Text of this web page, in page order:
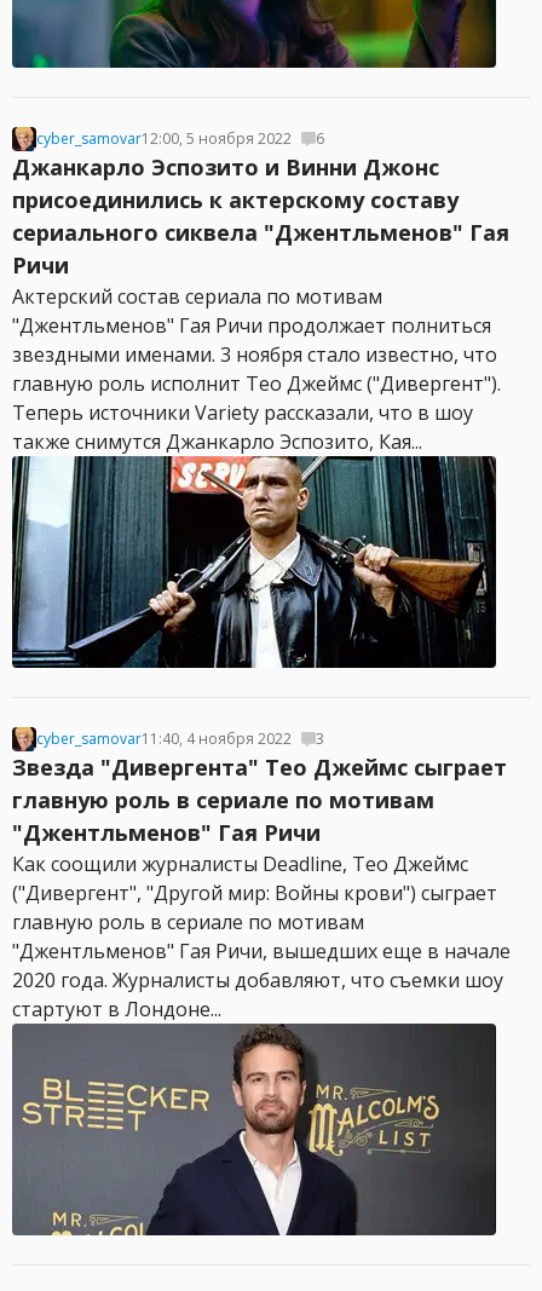
cyber_samovar12:00, 5 ноября 2022 6
Джанкарло Эспозито и Винни Джонс
присоединились к актерскому составу
сериального сиквела "Джентльменов" Гая
Ричи
Актерский состав сериала по мотивам
"Джентльменов" Гая Ричи продолжает полниться
звездными именами. 3 ноября стало известно, что
главную роль исполнит Тео Джеймс ("Дивергент").
Теперь источники Variety рассказали, что в шоу
также снимутся Джанкарло Эспозито, Кая...
cyber_samovar11:40, 4 ноября 2022 3
Звезда "Дивергента" Тео Джеймс сыграет
главную роль в сериале по мотивам
"Джентльменов" Гая Ричи
Как соощили журналисты Deadline, Тео Джеймс
("Дивергент", "Другой мир: Войны крови") сыграет
главную роль в сериале по мотивам
"Джентльменов" Гая Ричи, вышедших еще в начале
2020 года. Журналисты добавляют, что съемки шоу
стартуют в Лондоне...